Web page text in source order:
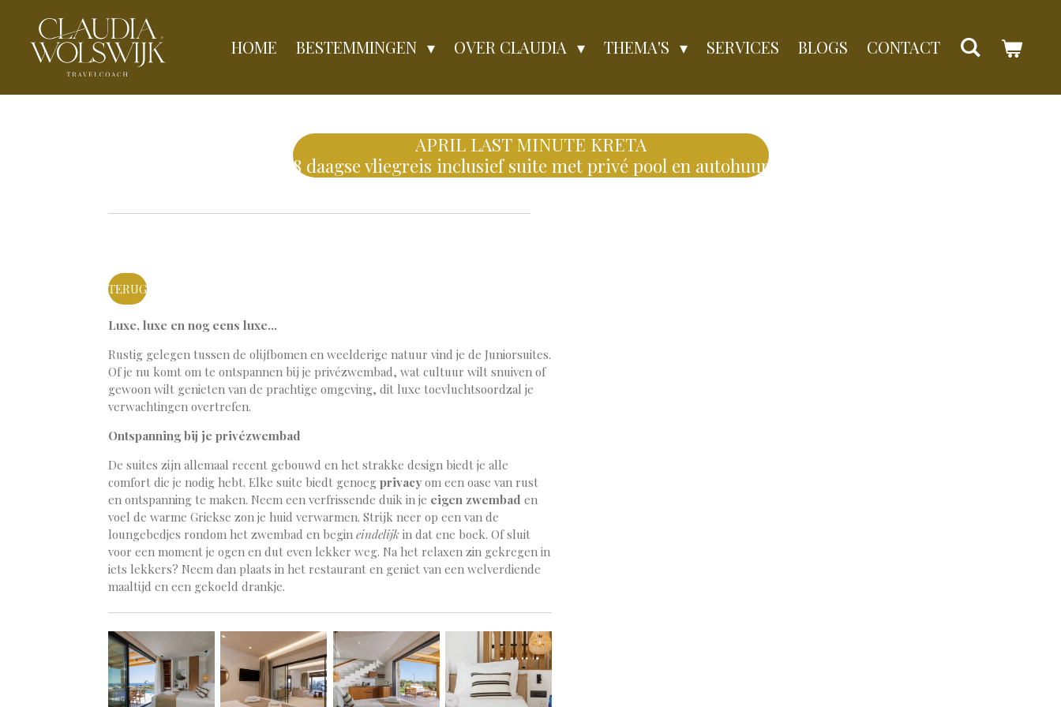
HOME BESTEMMINGEN OVER CLAUDIA THEMA'S SERVICES BLOGS CONTACT
APRIL LAST MINUTE KRETA
8 daagse vliegreis inclusief suite met privé pool en autohuur
TERUG
Luxe, luxe en nog eens luxe…
Rustig gelegen tussen de olijfbomen en weelderige natuur vind je de Juniorsuites.
Of je nu komt om te ontspannen bij je privézwembad, wat cultuur wilt snuiven of
gewoon wilt genieten van de prachtige omgeving, dit luxe toevluchtsoordzal je
verwachtingen overtrefen.
Ontspanning bij je privézwembad
De suites zijn allemaal recent gebouwd en het strakke design biedt je alle
comfort die je nodig hebt. Elke suite biedt genoeg privacy om een oase van rust
en ontspanning te maken. Neem een verfrissende duik in je eigen zwembad en
voel de warme Griekse zon je huid verwarmen. Strijk neer op een van de
loungebedjes rondom het zwembad en begin eindelijk in dat ene boek. Of sluit
voor een moment je ogen en dut even lekker weg. Na het relaxen zin gekregen in
iets lekkers? Neem dan plaats in het restaurant en geniet van een welverdiende
maaltijd en een gekoeld drankje.